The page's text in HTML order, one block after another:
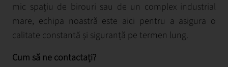
mic spațiu de birouri sau de un complex industrial
mare, echipa noastră este aici pentru a asigura o
calitate constantă și siguranță pe termen lung.
Cum să ne contactați?